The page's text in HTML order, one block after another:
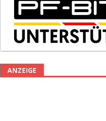
ANZEIGE